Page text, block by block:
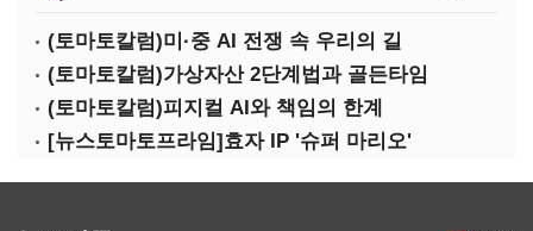
(토마토칼럼)미·중 AI 전쟁 속 우리의 길
(토마토칼럼)가상자산 2단계법과 골든타임
(토마토칼럼)피지컬 AI와 책임의 한계
[뉴스토마토프라임]효자 IP '슈퍼 마리오'